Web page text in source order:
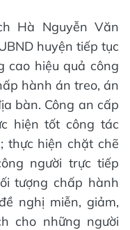
Hà Nguyễn Văn
huyện tiếp tục
cao hiệu quả công
hành án treo, án
bàn. Công an cấp
hiện tốt công tác
thực hiện chặt chẽ
người trực tiếp
tượng chấp hành
nghị miễn, giảm,
cho những người